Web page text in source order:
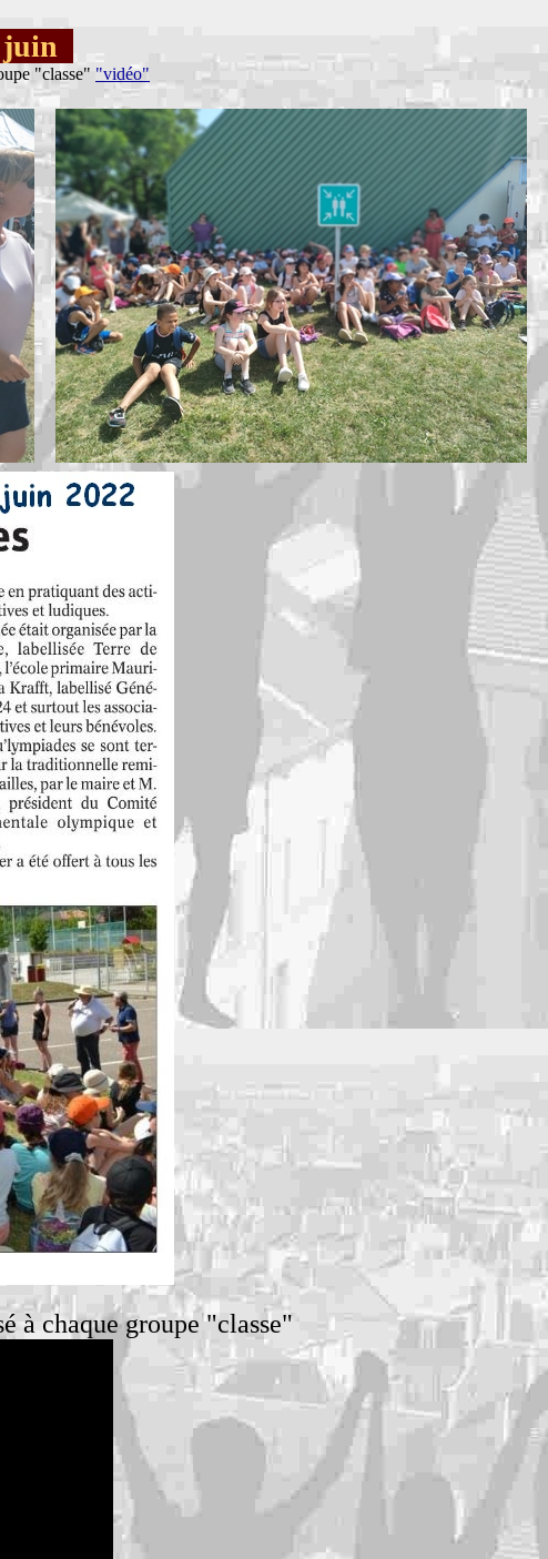
juin
"classe" "vidéo"
à chaque groupe "classe"